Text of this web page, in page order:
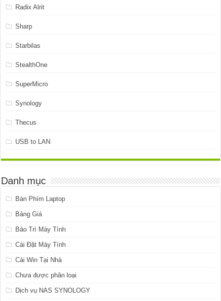
Radix Alrit
Sharp
Starbilas
StealthOne
SuperMicro
Synology
Thecus
USB to LAN
Danh mục
Bàn Phím Laptop
Bảng Giá
Bảo Trì Máy Tính
Cài Đặt Máy Tính
Cài Win Tại Nhà
Chưa được phân loại
Dịch vụ NAS SYNOLOGY